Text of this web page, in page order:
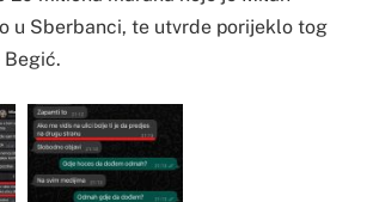
u Sberbanci, te utvrde porijeklo tog
Begić.